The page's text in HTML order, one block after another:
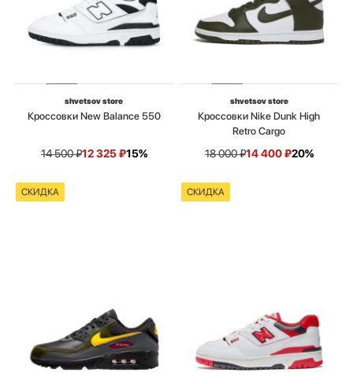
shvetsov store
Кроссовки New Balance 550
14 500₽12 325₽15%
shvetsov store
Кроссовки Nike Dunk High
Retro Cargo
18 000₽14 400₽20%
СКИДКА СКИДКА